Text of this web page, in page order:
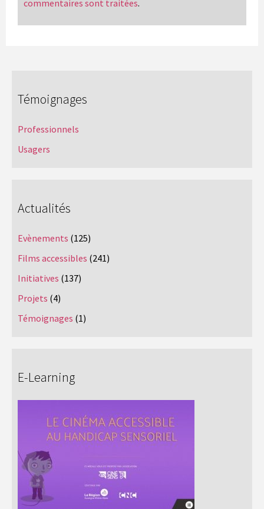
commentaires sont traitées.
Témoignages
Professionnels
Usagers
Actualités
Evènements (125)
Films accessibles (241)
Initiatives (137)
Projets (4)
Témoignages (1)
E-Learning